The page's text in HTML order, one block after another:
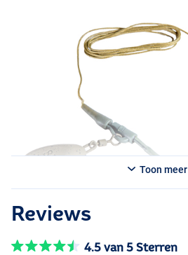
Toon meer
Reviews
4.5 van 5 Sterren